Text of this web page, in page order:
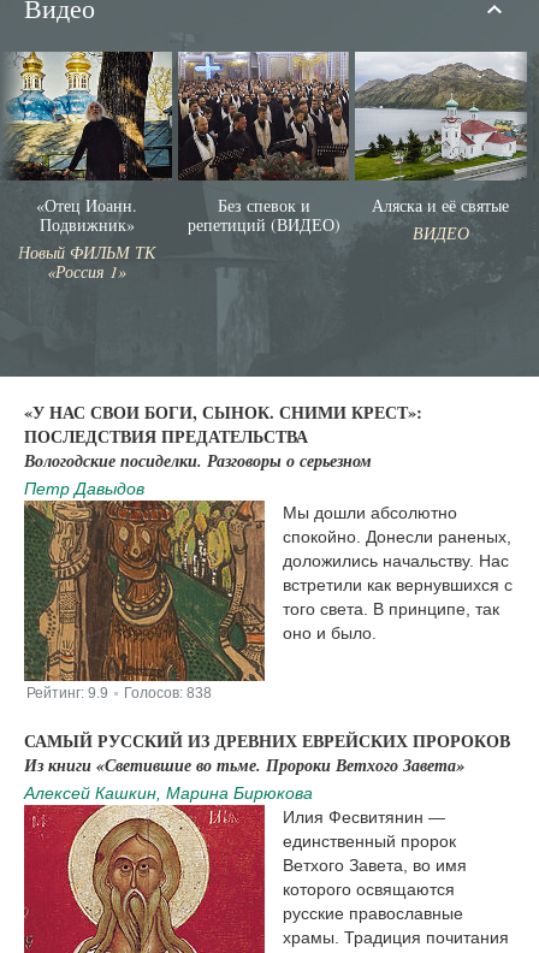
Видео
«Отец Иоанн.
Подвижник»
Новый ФИЛЬМ ТК
«Россия 1»
Без спевок и
репетиций (ВИДЕО)
Аляска и её святые
ВИДЕО
«У НАС СВОИ БОГИ, СЫНОК. СНИМИ КРЕСТ»:
ПОСЛЕДСТВИЯ ПРЕДАТЕЛЬСТВА
Вологодские посиделки. Разговоры о серьезном
Петр Давыдов
Рейтинг: 9.9 | Голосов: 838
Мы дошли абсолютно
спокойно. Донесли раненых,
доложились начальству. Нас
встретили как вернувшихся с
того света. В принципе, так
оно и было.
САМЫЙ РУССКИЙ ИЗ ДРЕВНИХ ЕВРЕЙСКИХ ПРОРОКОВ
Из книги «Светившие во тьме. Пророки Ветхого Завета​»
Алексей Кашкин, Марина Бирюкова
Илия Фесвитянин —
единственный пророк
Ветхого Завета, во имя
которого освящаются
русские православные
храмы. Традиция почитания